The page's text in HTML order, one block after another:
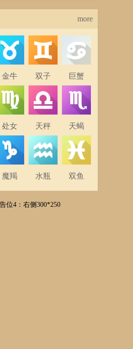
more
金牛 双子 巨蟹
处女 天秤 天蝎
魔羯 水瓶 双鱼
位4：右侧300*250